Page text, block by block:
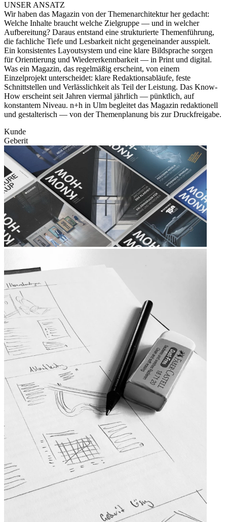
UNSER ANSATZ
Wir haben das Magazin von der Themenarchitektur her gedacht:
Welche Inhalte braucht welche Zielgruppe — und in welcher
Aufbereitung? Daraus entstand eine strukturierte Themenführung,
die fachliche Tiefe und Lesbarkeit nicht gegeneinander ausspielt.
Ein konsistentes Layoutsystem und eine klare Bildsprache sorgen
für Orientierung und Wiedererkennbarkeit — in Print und digital.
Was ein Magazin, das regelmäßig erscheint, von einem
Einzelprojekt unterscheidet: klare Redaktionsabläufe, feste
Schnittstellen und Verlässlichkeit als Teil der Leistung. Das Know-
How erscheint seit Jahren viermal jährlich — pünktlich, auf
konstantem Niveau. n+h in Ulm begleitet das Magazin redaktionell
und gestalterisch — von der Themenplanung bis zur Druckfreigabe.
Kunde
Geberit